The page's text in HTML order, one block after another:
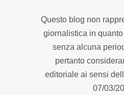
Questo blog non
giornalistica in
senza alcuna
pertanto
editoriale ai sensi
07/03/